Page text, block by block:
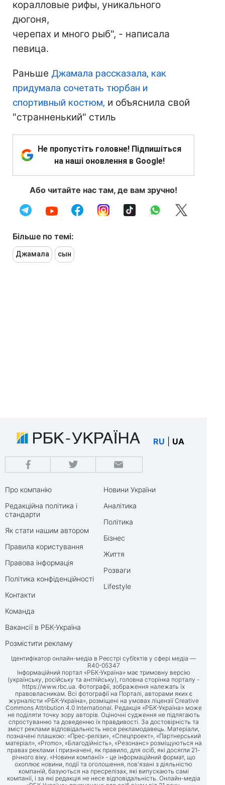
коралловые рифы, уникального
дюгоня,
черепах и много рыб", - написала
певица.
Раньше Джамала рассказала, как
придумала сочетать тюрбан и
спортивный костюм, и объяснила свой
"странненький" стиль
Не пропустіть головне! Підпишіться
на наші оновлення в Google!
Або читайте нас там, де вам зручно!
Більше по темі:
Джамала сын
RU UA
Про компанію
Редакційна політика і
стандарти
Як стати нашим автором
Правила користування
Правова інформація
Політика конфіденційності
Контакти
Команда
Вакансії в РБК-Україна
Розмістити рекламу
Новини України
Аналітика
Політика
Бізнес
Життя
Розваги
Lifestyle
Ідентифікатор онлайн-медіа в Реєстрі суб’єктів у сфері медіа —
R40-05347
Інформаційний портал «РБК-Україна» має тримовну версію
(українську, російську та англійську), головна сторінка порталу -
https://www.rbc.ua . Фотографії, зображення належать їх
правовласникам. Всі фотографії на Порталі, авторами яких є
журналісти «РБК-Україна», розміщені на умовах ліцензії Creative
Commons Attribution 4.0 International. Редакція «РБК-Україна» може
не поділяти точку зору авторів. Оціночні судження не підлягають
спростуванню та доведенню їх правдивості. За достовірність та
зміст реклами відповідальність несе рекламодавець. Матеріали,
позначені плашкою: «Прес-релізи», «Спецпроект», «Партнерський
матеріал», «Promo», «Благодійність», «Резонанс» розміщуються на
правах реклами і призначені, як правило, для осіб, які досягли 21-
річного віку. «Новини компанії» - це інформаційний формат, що
охоплює новини, події та оголошення, пов'язані з діяльністю
компаній, базуються на пресрелізах, які випускають самі
компанії, і за які редакція не несе відповідальність. Онлайн-медіа